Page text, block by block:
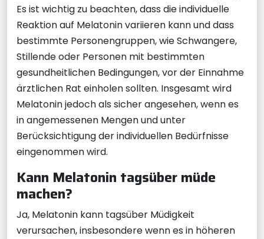
Es ist wichtig zu beachten, dass die individuelle
Reaktion auf Melatonin variieren kann und dass
bestimmte Personengruppen, wie Schwangere,
Stillende oder Personen mit bestimmten
gesundheitlichen Bedingungen, vor der Einnahme
ärztlichen Rat einholen sollten. Insgesamt wird
Melatonin jedoch als sicher angesehen, wenn es
in angemessenen Mengen und unter
Berücksichtigung der individuellen Bedürfnisse
eingenommen wird.
Kann Melatonin tagsüber müde
machen?
Ja, Melatonin kann tagsüber Müdigkeit
verursachen, insbesondere wenn es in höheren